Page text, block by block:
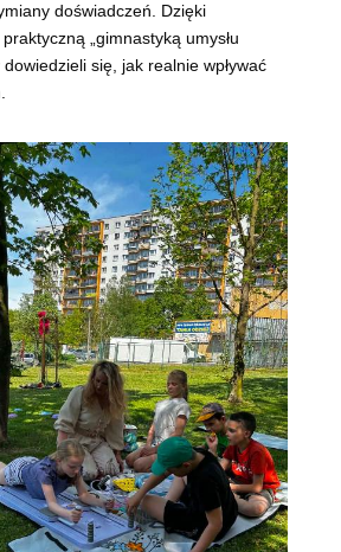
doświadczeń. Dzięki
„gimnastyką umysłu
dowiedzieli się, jak realnie wpływać